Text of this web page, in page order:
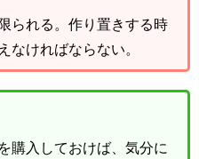
られる。作り置きする時
なければならない。
購入しておけば、気分に